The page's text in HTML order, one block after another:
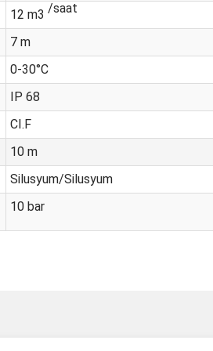
12 m3 /saat
7 m
0-30°C
IP 68
CI.F
10 m
Silusyum/Silusyum
10 bar